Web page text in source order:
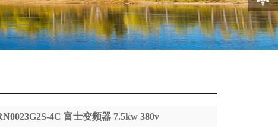
4C 富士变频器 7.5kw 380v